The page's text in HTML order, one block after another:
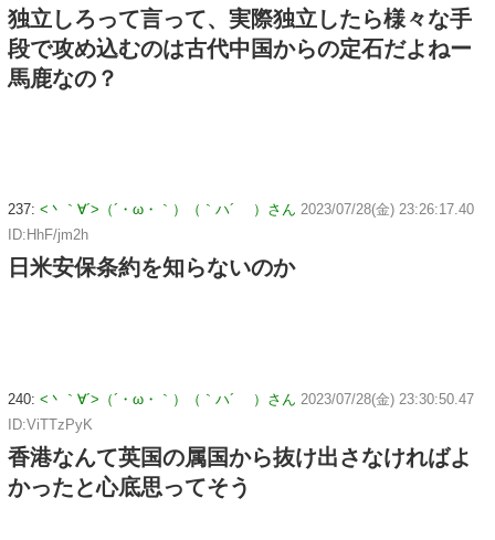
独立しろって言って、実際独立したら様々な手
段で攻め込むのは古代中国からの定石だよねー
馬鹿なの？
237: <丶｀∀´>（´・ω・｀）（｀ハ´ ）さん 2023/07/28(金) 23:26:17.40
ID:HhF/jm2h
日米安保条約を知らないのか
240: <丶｀∀´>（´・ω・｀）（｀ハ´ ）さん 2023/07/28(金) 23:30:50.47
ID:ViTTzPyK
香港なんて英国の属国から抜け出さなければよ
かったと心底思ってそう